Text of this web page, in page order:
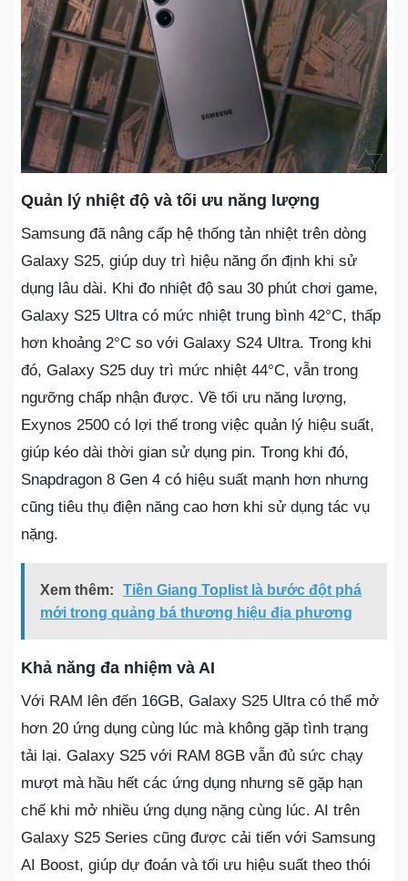
Quản lý nhiệt độ và tối ưu năng lượng
Samsung đã nâng cấp hệ thống tản nhiệt trên dòng
Galaxy S25, giúp duy trì hiệu năng ổn định khi sử
dụng lâu dài. Khi đo nhiệt độ sau 30 phút chơi game,
Galaxy S25 Ultra có mức nhiệt trung bình 42°C, thấp
hơn khoảng 2°C so với Galaxy S24 Ultra. Trong khi
đó, Galaxy S25 duy trì mức nhiệt 44°C, vẫn trong
ngưỡng chấp nhận được. Về tối ưu năng lượng,
Exynos 2500 có lợi thế trong việc quản lý hiệu suất,
giúp kéo dài thời gian sử dụng pin. Trong khi đó,
Snapdragon 8 Gen 4 có hiệu suất mạnh hơn nhưng
cũng tiêu thụ điện năng cao hơn khi sử dụng tác vụ
nặng.
Xem thêm:
Tiền Giang Toplist là bước đột phá
mới trong quảng bá thương hiệu địa phương
Khả năng đa nhiệm và AI
Với RAM lên đến 16GB, Galaxy S25 Ultra có thể mở
hơn 20 ứng dụng cùng lúc mà không gặp tình trạng
tải lại. Galaxy S25 với RAM 8GB vẫn đủ sức chạy
mượt mà hầu hết các ứng dụng nhưng sẽ gặp hạn
chế khi mở nhiều ứng dụng nặng cùng lúc. AI trên
Galaxy S25 Series cũng được cải tiến với Samsung
AI Boost, giúp dự đoán và tối ưu hiệu suất theo thói